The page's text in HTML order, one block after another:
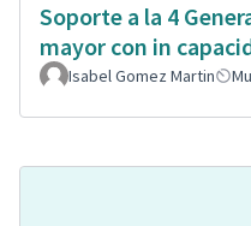
Soporte a la 4
mayor con in
Isabel Gomez Martin